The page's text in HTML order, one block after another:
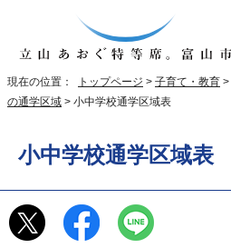
現在の位置： トップページ > 子育て・教育 >
の通学区域 > 小中学校通学区域表
小中学校通学区域表